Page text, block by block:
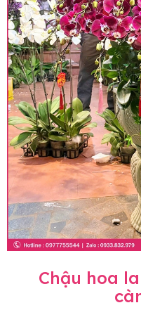
Chậu hoa